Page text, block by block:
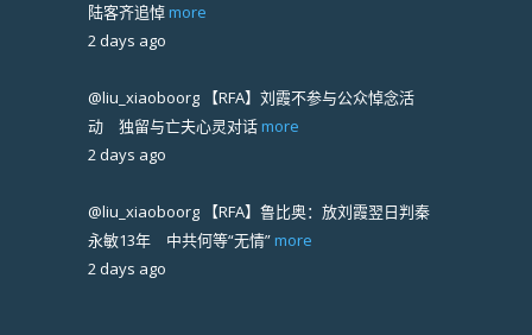
陆客齐追悼 more
2 days ago
@liu_xiaoboorg 【RFA】刘霞不参与公众悼念活
动 独留与亡夫心灵对话 more
2 days ago
@liu_xiaoboorg 【RFA】鲁比奥：放刘霞翌日判秦
永敏13年 中共何等“无情” more
2 days ago